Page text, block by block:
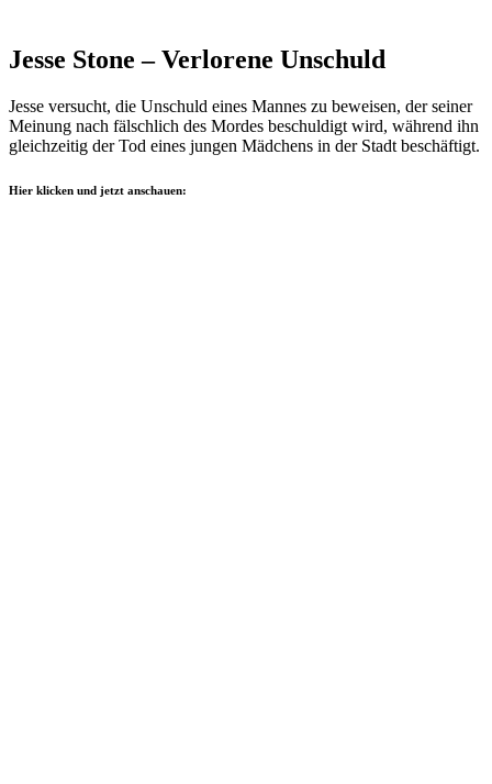
Jesse Stone – Verlorene Unschuld
Jesse versucht, die Unschuld eines Mannes zu beweisen, der seiner
Meinung nach fälschlich des Mordes beschuldigt wird, während ihn
gleichzeitig der Tod eines jungen Mädchens in der Stadt beschäftigt.
Hier klicken und jetzt anschauen: